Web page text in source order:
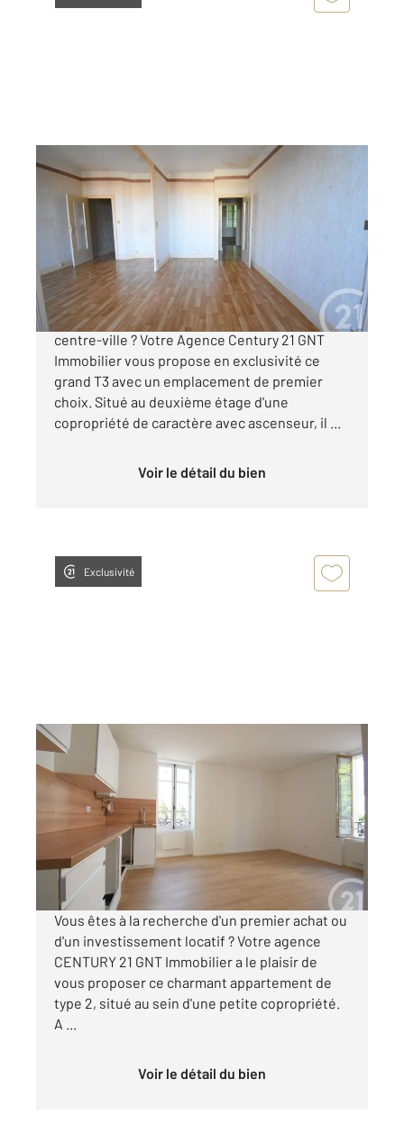
VICHY 03
87,71 m2, 3 pièces
Ref : 1811
Appartement T3 à vendre
122 000 €
Vous souhaitez un appartement à 2 pas du
centre-ville ? Votre Agence Century 21 GNT
Immobilier vous propose en exclusivité ce
grand T3 avec un emplacement de premier
choix. Situé au deuxième étage d'une
copropriété de caractère avec ascenseur, il ...
Voir le détail du bien
Exclusivité
VICHY 03
35,83 m
, 2 pièces
Ref : 1484
Appartement à vendre
80 000 €
Visiter le site dédié
Vous êtes à la recherche d'un premier achat ou
d'un investissement locatif ? Votre agence
CENTURY 21 GNT Immobilier a le plaisir de
vous proposer ce charmant appartement de
type 2, situé au sein d'une petite copropriété.
A ...
Voir le détail du bien